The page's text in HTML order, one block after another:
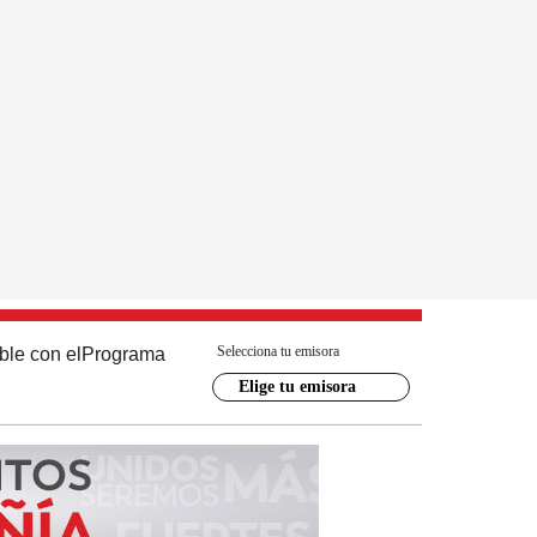
con el Programa Selecciona tu emisora
Elige tu emisora